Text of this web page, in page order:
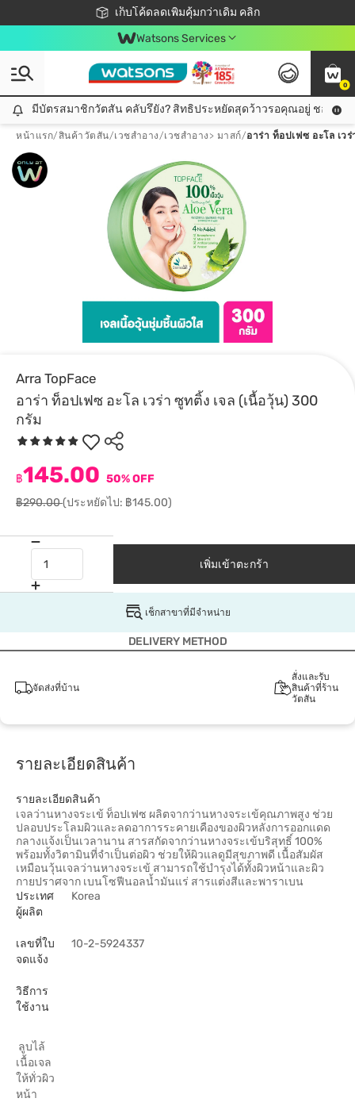
เก็บโค้ดลดเพิ่มคุ้มกว่าเดิม คลิก
ชอปออนไลน์ครั้งแรก ลดเพิ่มจุก ๆ 10%! 🎉
📦ส่งฟรี! เมื่อชอป 499฿
สมาชิกวัตสัน คลับดียังไง?
Watsons Services
0
มีบัตรสมาชิกวัตสัน คลับรึยัง? สิทธิประหยัดสุดว้าวรอคุณอยู่ ชอปคุ้มกว่าเดิม คลิก!
มีบัตรสมาชิกวัตสัน คลับรึยัง? สิทธิประหยัดสุดว้าวรอคุณอยู่ ชอปคุ้มก
หน้าแรก/สินค้าวัตสัน/เวชสำอาง/เวชสำอาง> มาสก์/อาร่า ท็อปเฟซ อะโล เว
Arra TopFace
อาร่า ท็อปเฟซ อะโล เวร่า ซูทติ้ง เจล (เนื้อวุ้น) 300
กรัม
฿145.00 50% OFF
฿290.00(ประหยัดไป: ฿145.00)
เพิ่มเข้าตะกร้า
เช็กสาขาที่มีจำหน่าย
DELIVERY METHOD
จัดส่งที่บ้าน
สั่งและรับ
สินค้าที่ร้าน
วัตสัน
รายละเอียดสินค้า
รายละเอียดสินค้า
เจลว่านหางจระเข้ ท็อปเฟซ ผลิตจากว่านหางจระเข้คุณภาพสูง ช่วย
ปลอบประโลมผิวและลดอาการระคายเคืองของผิวหลังการออกแดด
กลางแจ้งเป็นเวลานาน สารสกัดจากว่านหางจระเข้บริสุทธิ์ 100%
พร้อมทั้งวิตามินที่จำเป็นต่อผิว ช่วยให้ผิวแลดูมีสุขภาพดี เนื้อสัมผัส
เหมือนวุ้นเจลว่านหางจระเข้ สามารถใช้บำรุงได้ทั้งผิวหน้าและผิว
กายปราศจาก เบนโซฟีนอลน้ำมันแร่ สารแต่งสีและพาราเบน
ประเทศ
ผู้ผลิต
Korea
เลขที่ใบ
จดแจ้ง
10-2-5924337
วิธีการ
ใช้งาน
ลูบไล้
เนื้อเจล
ให้ทั่วผิว
หน้า